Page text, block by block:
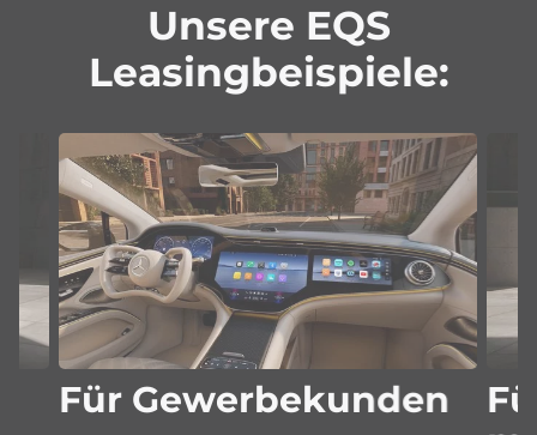
Unsere EQS
Leasingbeispiele:
Für Gewerbekunden